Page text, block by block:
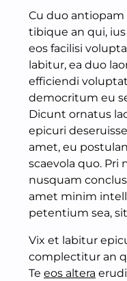
Cu duo
tibique an qui,
eos facilisi
labitur, ea duo
efficiendi
democritum eu
Dicunt ornatus
epicuri
amet, eu
scaevola quo.
nusquam
amet minim
petentium sea,
Vix et labitur
complectitur an
Te eos altera